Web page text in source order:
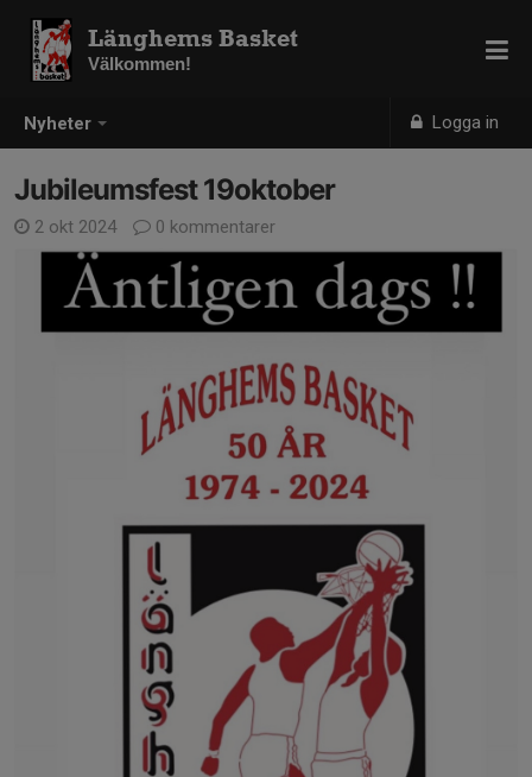
Nyheter Logga in
Länghems Basket
Välkommen!
Jubileumsfest 19oktober
2 okt 2024 0 kommentarer